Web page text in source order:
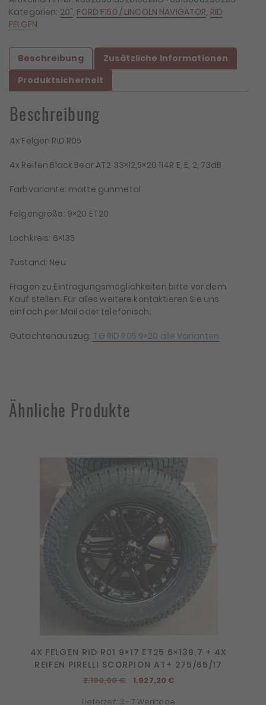
ET20
6x135
+
4x
Reifen
Black
Bear
33x12,5x20
Menge
Kategorien: 20", FORD F150 / LINCOLN NAVIGATOR, RID
FELGEN
Beschreibung
Zusätzliche Informationen
Produktsicherheit
Beschreibung
4x Felgen RID R05
4x Reifen Black Bear AT2 33×12,5×20 114R E, E, 2, 73dB
Farbvariante: matte gunmetal
Felgengröße: 9×20 ET20
Lochkreis: 6×135
Zustand: Neu
Fragen zu Eintragungsmöglichkeiten bitte vor dem
Kauf stellen. Für alles weitere kontaktieren Sie uns
einfach per Mail oder telefonisch.
Gutachtenauszug: TG RID R05 9×20 alle Varianten
Ähnliche Produkte
4X FELGEN RID R01 9×17 ET25 6×139,7 + 4X
REIFEN PIRELLI SCORPION AT+ 275/65/17
2.190,00€
Ursprünglicher
1.927,20€Aktueller
Lieferzeit: 3 - 7 Werktage